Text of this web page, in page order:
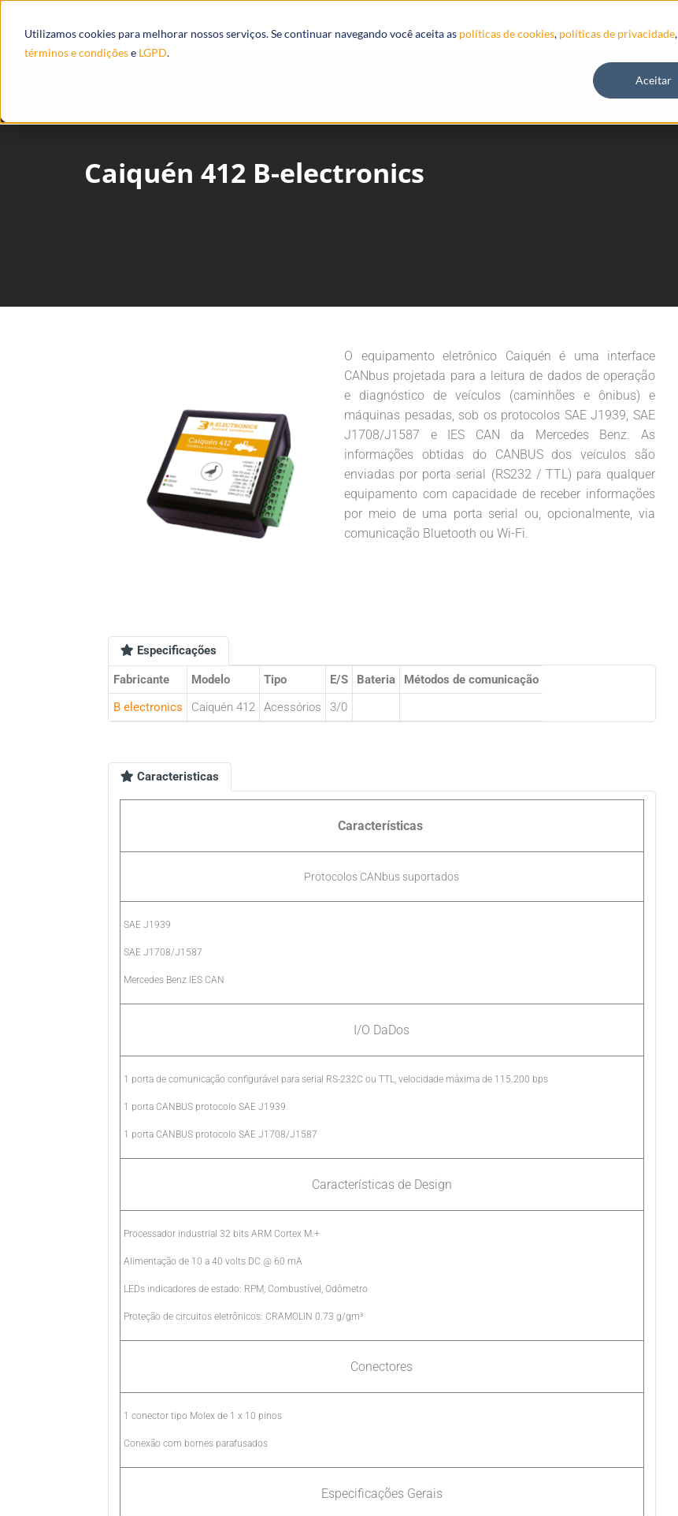
Utilizamos cookies para melhorar nossos serviços. Se continuar navegando você aceita as políticas de cookies, políticas de privacidade,
términos e condiçõese LGPD.
Aceitar
Produtos Ecossistema Integrações Recursos
Caiquén 412 B-electronics
O equipamento eletrônico Caiquén é uma interface
CANbus projetada para a leitura de dados de operação
e diagnóstico de veículos (caminhões e ônibus) e
máquinas pesadas, sob os protocolos SAE J1939, SAE
J1708/J1587 e IES CAN da Mercedes Benz. As
informações obtidas do CANBUS dos veículos são
enviadas por porta serial (RS232 / TTL) para qualquer
equipamento com capacidade de receber informações
por meio de uma porta serial ou, opcionalmente, via
comunicação Bluetooth ou Wi-Fi.
Especificações
Fabricante Modelo Tipo E/S Bateria
Métodos de comunicação
B electronics
Caiquén 412 Acessórios 3/0
Caracteristicas
Características
Protocolos CANbus suportados
SAE J1939
SAE J1708/J1587
Mercedes Benz IES CAN
I/O DaDos
1 porta de comunicação configurável para serial RS-232C ou TTL, velocidade máxima de 115.200 bps
1 porta CANBUS protocolo SAE J1939
1 porta CANBUS protocolo SAE J1708/J1587
Características de Design
Processador industrial 32 bits ARM Cortex M.+
Alimentação de 10 a 40 volts DC @ 60 mA
LEDs indicadores de estado: RPM, Combustível, Odômetro
Proteção de circuitos eletrônicos: CRAMOLIN 0.73 g/gm³
Conectores
1 conector tipo Molex de 1 x 10 pinos
Conexão com bornes parafusados
Especificações Gerais